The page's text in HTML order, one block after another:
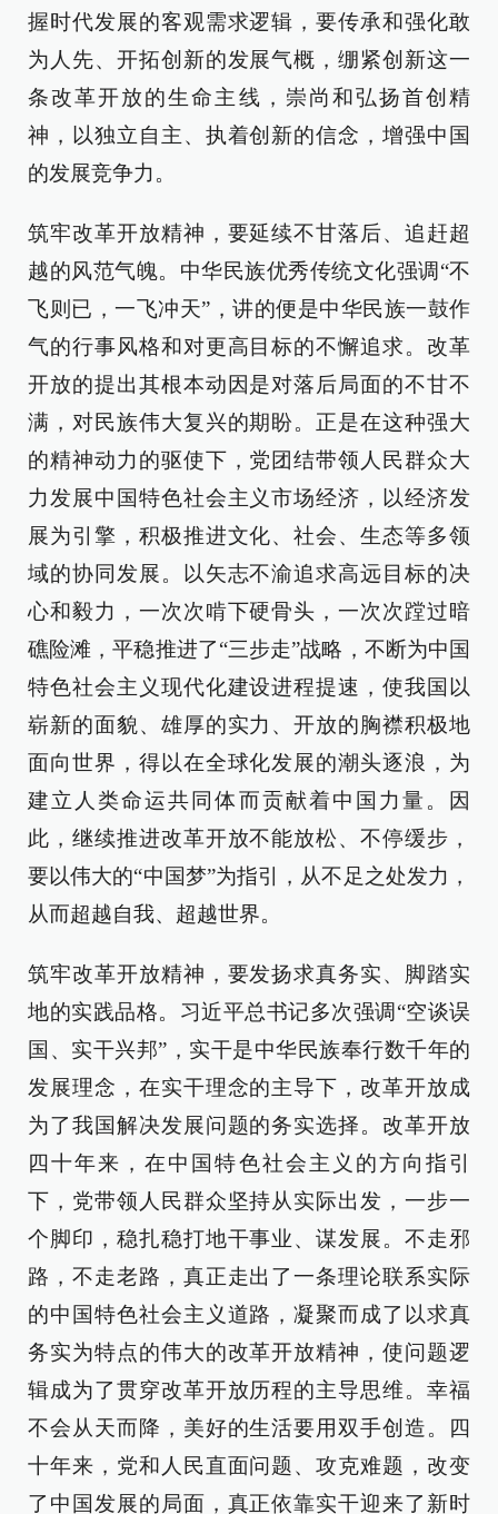
握时代发展的客观需求逻辑，要传承和强化敢
为人先、开拓创新的发展气概，绷紧创新这一
条改革开放的生命主线，崇尚和弘扬首创精
神，以独立自主、执着创新的信念，增强中国
的发展竞争力。
筑牢改革开放精神，要延续不甘落后、追赶超
越的风范气魄。中华民族优秀传统文化强调“不
飞则已，一飞冲天”，讲的便是中华民族一鼓作
气的行事风格和对更高目标的不懈追求。改革
开放的提出其根本动因是对落后局面的不甘不
满，对民族伟大复兴的期盼。正是在这种强大
的精神动力的驱使下，党团结带领人民群众大
力发展中国特色社会主义市场经济，以经济发
展为引擎，积极推进文化、社会、生态等多领
域的协同发展。以矢志不渝追求高远目标的决
心和毅力，一次次啃下硬骨头，一次次蹚过暗
礁险滩，平稳推进了“三步走”战略，不断为中国
特色社会主义现代化建设进程提速，使我国以
崭新的面貌、雄厚的实力、开放的胸襟积极地
面向世界，得以在全球化发展的潮头逐浪，为
建立人类命运共同体而贡献着中国力量。因
此，继续推进改革开放不能放松、不停缓步，
要以伟大的“中国梦”为指引，从不足之处发力，
从而超越自我、超越世界。
筑牢改革开放精神，要发扬求真务实、脚踏实
地的实践品格。习近平总书记多次强调“空谈误
国、实干兴邦”，实干是中华民族奉行数千年的
发展理念，在实干理念的主导下，改革开放成
为了我国解决发展问题的务实选择。改革开放
四十年来，在中国特色社会主义的方向指引
下，党带领人民群众坚持从实际出发，一步一
个脚印，稳扎稳打地干事业、谋发展。不走邪
路，不走老路，真正走出了一条理论联系实际
的中国特色社会主义道路，凝聚而成了以求真
务实为特点的伟大的改革开放精神，使问题逻
辑成为了贯穿改革开放历程的主导思维。幸福
不会从天而降，美好的生活要用双手创造。四
十年来，党和人民直面问题、攻克难题，改变
了中国发展的局面，真正依靠实干迎来了新时